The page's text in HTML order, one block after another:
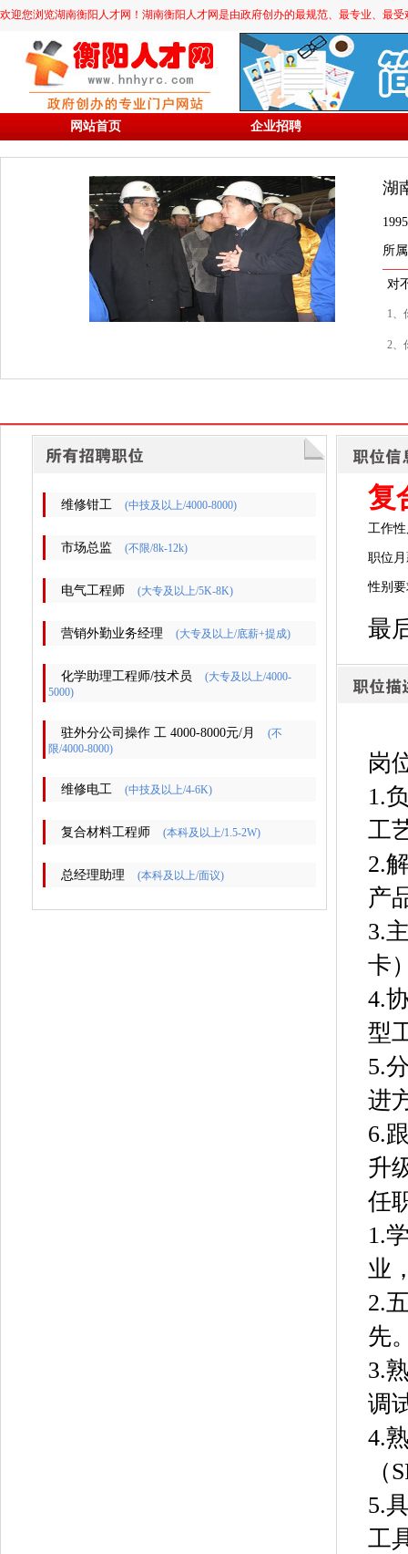
欢迎您浏览湖南衡阳人才网！湖南衡阳人才网是由政府创办的最规范、最专业、最
网站首页 企业招聘
湖
所
对
1、
2、
维修钳工 (中技及以上/4000-8000)
市场总监 (不限/8k-12k)
电气工程师 (大专及以上/5K-8K)
营销外勤业务经理 (大专及以上/底薪+提成)
化学助理工程师/技术员
(大专及以上/4000-
5000)
驻外分公司操作 工 4000-8000元/月
(不
限/4000-8000)
维修电工 (中技及以上/4-6K)
复合材料工程师 (本科及以上/1.5-2W)
总经理助理 (本科及以上/面议)
复
工作
职位
性别
最
岗
1.
工
2.
产
3.
卡
4.
型
5.
进
6.
升
任
1.
业
2.
先
3.
调
4.
（
5.
工